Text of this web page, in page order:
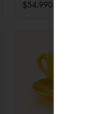
$54.990